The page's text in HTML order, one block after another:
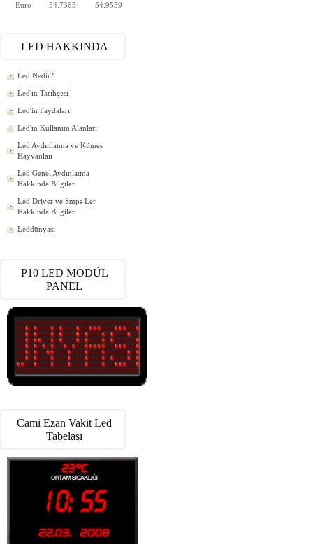
Euro
54.7365 54.9559
LED HAKKINDA
Led Nedir?
Led'in Tarihçesi
Led'in Faydaları
Led'in Kullanım Alanları
Led Aydınlatma ve Kümes
Hayvanlaıı
Led Genel Aydınlatma
Hakkında Bilgiler
Led Driver ve Smps Ler
Hakkında Bilgiler
Leddünyası
P10 LED MODÜL
PANEL
Cami Ezan Vakit Led
Tabelası